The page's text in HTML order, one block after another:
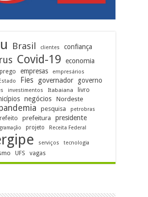
Brasil clientes confiança
Covid-19 economia
empresas empresários
Fies governador governo
investimentos Itabaiana livro
negócios Nordeste
pesquisa petrobras
prefeitura presidente
projeto Receita Federal
serviços
tecnologia
UFS vagas